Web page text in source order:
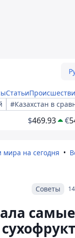
Статьи
#Казахстан в
$469.93 €
мира на сегодня
Советы
самые